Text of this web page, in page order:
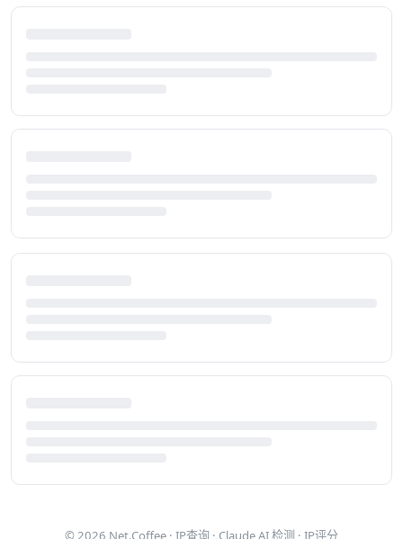
© 2026 Net.Coffee · IP查询 · Claude AI 检测 · IP评分